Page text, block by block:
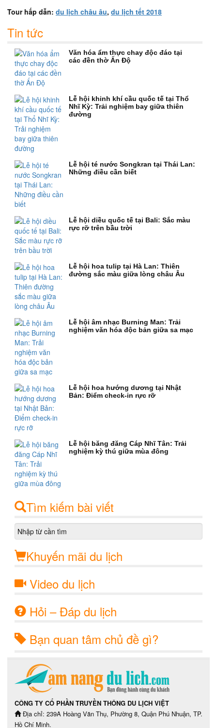
Tour hấp dẫn: du lịch châu âu, du lịch tết 2018
Tin tức
Văn hóa ẩm thực chay độc đáo tại
các đền thờ Ấn Độ
Lễ hội khinh khí cầu quốc tế tại Thổ
Nhĩ Kỳ: Trải nghiệm bay giữa thiên
đường
Lễ hội té nước Songkran tại Thái Lan:
Những điều cần biết
Lễ hội diều quốc tế tại Bali: Sắc màu
rực rỡ trên bầu trời
Lễ hội hoa tulip tại Hà Lan: Thiên
đường sắc màu giữa lòng châu Âu
Lễ hội âm nhạc Burning Man: Trải
nghiệm văn hóa độc bản giữa sa mạc
Lễ hội hoa hướng dương tại Nhật
Bản: Điểm check-in rực rỡ
Lễ hội băng đăng Cáp Nhĩ Tân: Trải
nghiệm kỳ thú giữa mùa đông
Tìm kiếm bài viết
Khuyến mãi du lịch
Video du lịch
Hỏi – Đáp du lịch
Bạn quan tâm chủ đề gì?
CÔNG TY CỔ PHẦN TRUYỀN THÔNG DU LỊCH VIỆT
Địa chỉ: 239A Hoàng Văn Thụ, Phường 8, Quận Phú Nhuận, TP.
Hồ Chí Minh.